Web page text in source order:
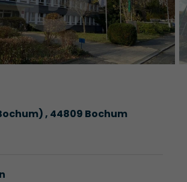
, 44809 Bochum